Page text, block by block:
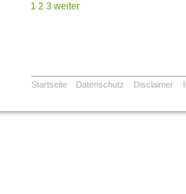
1 2 3 weiter
Startseite Datenschutz Disclaimer